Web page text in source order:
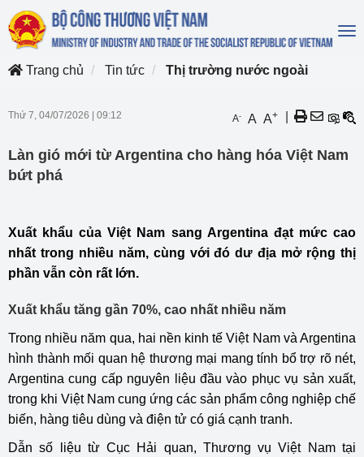
Trang chủ
Tin tức Thị trường nước ngoài
Thứ 7, 04/07/2026 09:12 A- A A+
Làn gió mới từ Argentina cho hàng hóa Việt Nam
bứt phá
Xuất khẩu của Việt Nam sang Argentina đạt mức cao
nhất trong nhiều năm, cùng với đó dư địa mở rộng thị
phần vẫn còn rất lớn.
Xuất khẩu tăng gần 70%, cao nhất nhiều năm
Trong nhiều năm qua, hai nền kinh tế Việt Nam và Argentina
hình thành mối quan hệ thương mại mang tính bổ trợ rõ nét,
Argentina cung cấp nguyên liệu đầu vào phục vụ sản xuất,
trong khi Việt Nam cung ứng các sản phẩm công nghiệp chế
biến, hàng tiêu dùng và điện tử có giá cạnh tranh.
Dẫn số liệu từ Cục Hải quan, Thương vụ Việt Nam tại